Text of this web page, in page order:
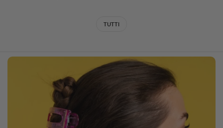
TUTTI